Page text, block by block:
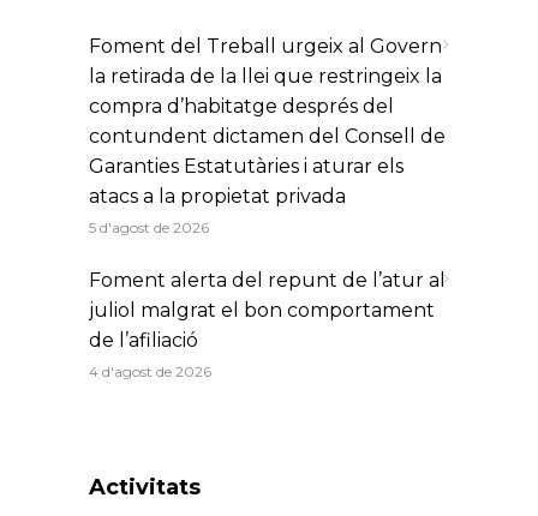
Foment del Treball urgeix al Govern
la retirada de la llei que restringeix la
compra d’habitatge després del
contundent dictamen del Consell de
Garanties Estatutàries i aturar els
atacs a la propietat privada
5 d'agost de 2026
Foment alerta del repunt de l’atur al
juliol malgrat el bon comportament
de l’afiliació
4 d'agost de 2026
Activitats